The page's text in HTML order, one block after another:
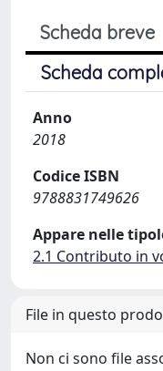
Scheda breve
Scheda
Anno
2018
Codice ISBN
9788831749626
Appare nelle
2.1 Contributo in
File in questo
Non ci sono file